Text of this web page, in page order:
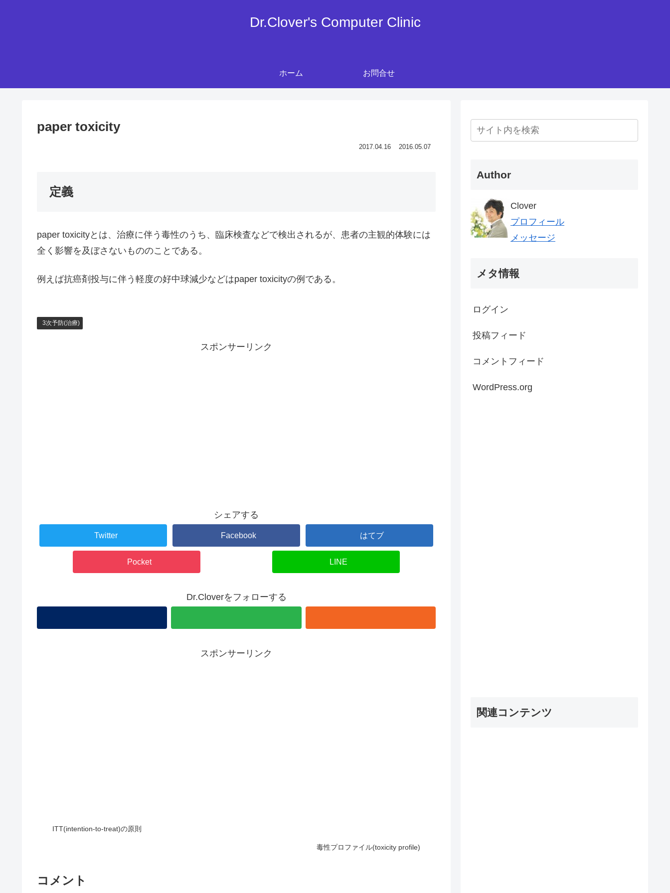
Dr.Clover's Computer Clinic
ホーム お問合せ
paper toxicity
2017.04.16 2016.05.07
定義
paper toxicityとは、治療に伴う毒性のうち、臨床検査などで検出されるが、患者の主観的体験には
全く影響を及ぼさないもののことである。
例えば抗癌剤投与に伴う軽度の好中球減少などはpaper toxicityの例である。
3次予防(治療)
スポンサーリンク
シェアする
Twitter Facebook はてブ
Pocket LINE
Dr.Cloverをフォローする
スポンサーリンク
ITT(intention-to-treat)の原則
毒性プロファイル(toxicity profile)
コメント
Author
Clover
プロフィール
メッセージ
メタ情報
ログイン
投稿フィード
コメントフィード
WordPress.org
関連コンテンツ